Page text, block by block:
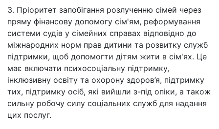
3. Пріоритет запобігання розлученню сімей через
пряму фінансову допомогу сім'ям, реформування
системи судів у сімейних справах відповідно до
міжнародних норм прав дитини та розвитку служб
підтримки, щоб допомогти дітям жити в сім'ях. Це
має включати психосоціальну підтримку,
інклюзивну освіту та охорону здоров’я, підтримку
тих, підтримку осіб, які вийшли з-під опіки, а також
сильну робочу силу соціальних служб для надання
цих послуг.